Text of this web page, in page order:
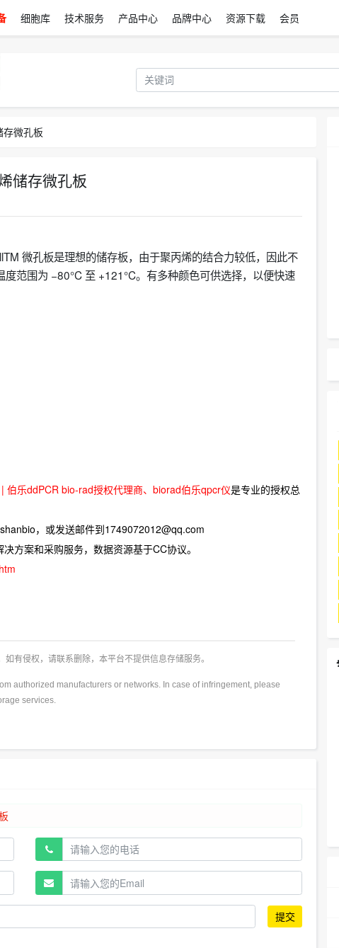
细胞库 技术服务 产品中心 品牌中心 资源下载 会员
微孔板
储存微孔板
微孔板是理想的储存板，由于聚丙烯的结合力较低，因此不
范围为 −80°C 至 +121°C。有多种颜色可供选择，以便快速
乐ddPCR bio-rad授权代理商、biorad伯乐qpcr仪是专业的授权总
，或发送邮件到1749072012@qq.com
方案和采购服务，数据资源基于CC协议。
有侵权，请联系删除，本平台不提供信息存储服务。
authorized manufacturers or networks. In case of infringement, please
services.
提交